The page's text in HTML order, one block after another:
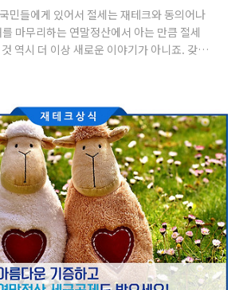
민들에게 있어서 절세는 재테크와 동의어나
마무리하는 연말정산에서 아는 만큼 절세
역시 더 이상 새로운 이야기가 아니죠. 갖가
가운데, IBK기업은행은 미리 준비하는 연말
인데요. 두 가지 모두 미처 몰랐던 절세 관련
주목해주세요! 부양가족 공제, 어디까지 아시
족의 범위를 알고 계시나요? 부양가족에는
자 등의 직계비속(자신으로부터 직계로 이어
다. 공제대상인 부양가족은 주민등록표상에
드러나야 하며, 소득자의 주소에서 현실적으